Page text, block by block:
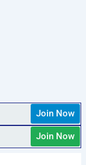
Join Now
Join Now